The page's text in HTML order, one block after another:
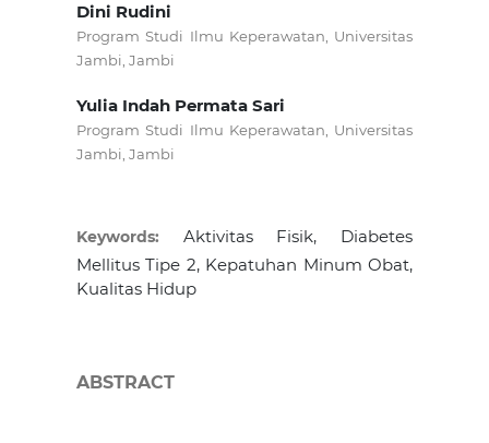
Dini Rudini
Program Studi Ilmu Keperawatan, Universitas
Jambi, Jambi
Yulia Indah Permata Sari
Program Studi Ilmu Keperawatan, Universitas
Jambi, Jambi
Keywords: Aktivitas Fisik, Diabetes
Mellitus Tipe 2, Kepatuhan Minum Obat,
Kualitas Hidup
ABSTRACT